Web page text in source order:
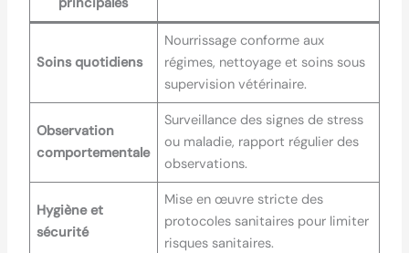
Soins quotidiens
Nourrissage conforme aux
régimes, nettoyage et soins sous
supervision vétérinaire.
Observation
comportementale
Surveillance des signes de stress
ou maladie, rapport régulier des
observations.
Hygiène et
sécurité
Mise en œuvre stricte des
protocoles sanitaires pour limiter
risques sanitaires.